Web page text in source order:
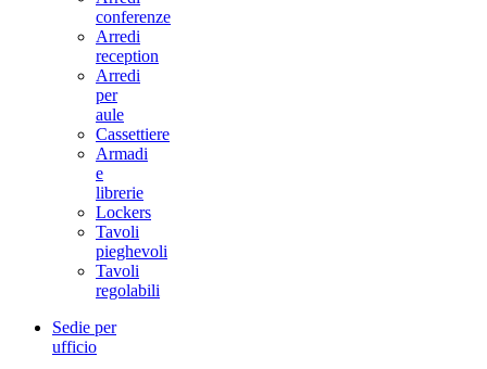
conferenze
Arredi
reception
Arredi
per
aule
Cassettiere
Armadi
e
librerie
Lockers
Tavoli
pieghevoli
Tavoli
regolabili
Sedie per
ufficio